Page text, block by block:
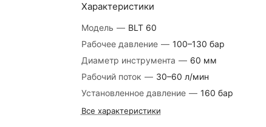
Характеристики
Модель — BLT 60
Рабочее давление — 100–130 бар
Диаметр инструмента — 60 мм
Рабочий поток — 30–60 л/мин
Установленное давление — 160 бар
Все характеристики